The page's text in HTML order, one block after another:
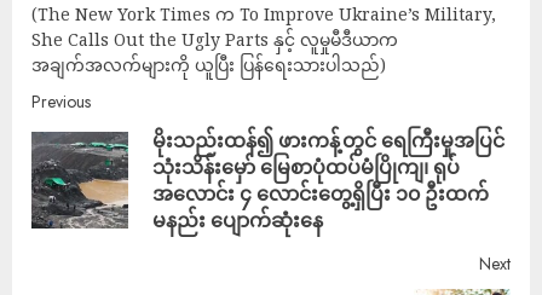
(The New York Times က To Improve Ukraine’s Military,
She Calls Out the Ugly Parts နှင့် လူမှုမီဒီယာက
အချက်အလက်များကို ယူပြီး ပြန်ရေးသားပါသည်)
Previous
မိုးသည်းထန်၍ ဖားကန့်တွင် ရေကြီးမှုအပြင်
သုံးသိန်းမှော် မြေစာပုံထပ်မံပြိုကျ၊ ရုပ်
အလောင်း ၄ လောင်းတွေ့ရှိပြီး ၁၀ ဦးထက်
မနည်း ပျောက်ဆုံးနေ
Next